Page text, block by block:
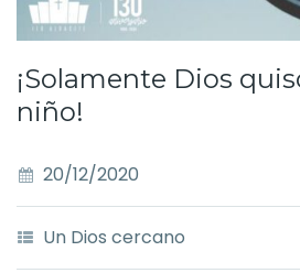
¡Solamente Dios
niño!
20/12/2020
Un Dios cercano